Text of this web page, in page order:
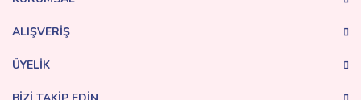
ALIŞVERİŞ
ÜYELİK